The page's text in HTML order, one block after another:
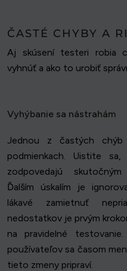
ČASTÉ CHYBY A
Aj skúsení testeri robia
vyhnúť a ako to urobiť
Vyhýbanie sa nástrahám
Jednou z častých
podmienkach. Uistite
zodpovedajú
Ďalším úskalím je
lákavé zamietnuť
nedostatkov je prvým
na pravidelné
používateľov sa časom
tieto zmeny pripraví.